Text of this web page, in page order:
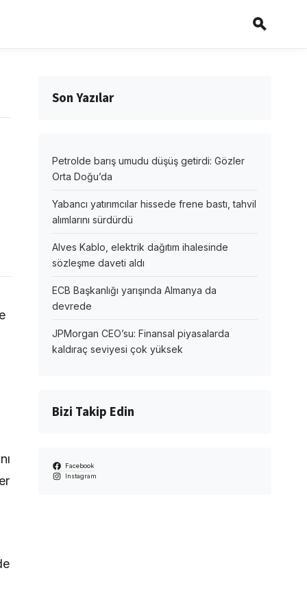
Son Yazılar
Petrolde barış umudu düşüş getirdi: Gözler
Orta Doğu’da
Yabancı yatırımcılar hissede frene bastı, tahvil
alımlarını sürdürdü
Alves Kablo, elektrik dağıtım ihalesinde
sözleşme daveti aldı
ECB Başkanlığı yarışında Almanya da
devrede
JPMorgan CEO’su: Finansal piyasalarda
kaldıraç seviyesi çok yüksek
Bizi Takip Edin
Facebook
Instagram